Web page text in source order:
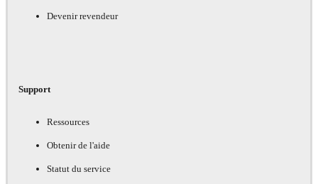
Devenir revendeur
Support
Ressources
Obtenir de l'aide
Statut du service